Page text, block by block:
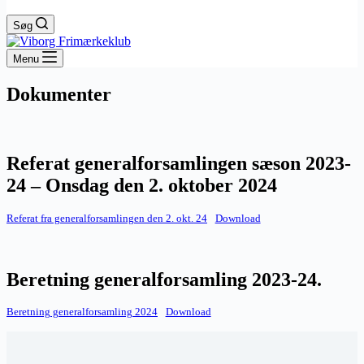
Søg
Menu
Dokumenter
Referat generalforsamlingen sæson 2023-
24 – Onsdag den 2. oktober 2024
Referat fra generalforsamlingen den 2. okt. 24 Download
Beretning generalforsamling 2023-24.
Beretning generalforsamling 2024 Download